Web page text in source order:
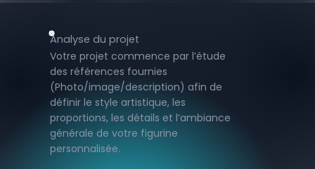
Analyse du projet
Votre projet commence par l’étude
des références fournies
(Photo/image/description) afin de
définir le style artistique, les
proportions, les détails et l’ambiance
générale de votre figurine
personnalisée.